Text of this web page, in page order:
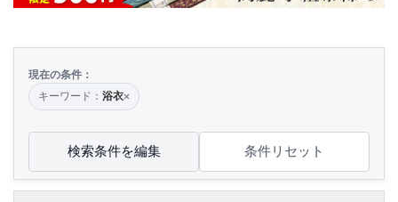
現在の条件：
キーワード： 浴衣×
検索条件を編集 条件リセット